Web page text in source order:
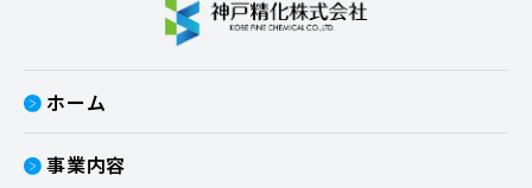
ホーム
事業内容